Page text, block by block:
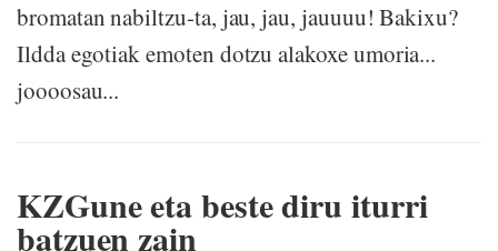
bromatan nabiltzu-ta, jau, jau, jauuuu! Bakixu?
Ildda egotiak emoten dotzu alakoxe umoria...
joooosau...
KZGune eta beste diru iturri
batzuen zain